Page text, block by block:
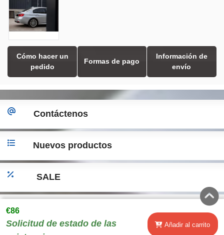
Cómo hacer un
pedido
Formas de pago
Información de
envío
€86
Solicitud de estado de las
Añadir al carrito
Contáctenos
Nuevos productos
SALE